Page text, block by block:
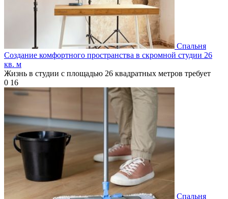
Спальня
Создание комфортного пространства в скромной студии 26
кв. м
Жизнь в студии с площадью 26 квадратных метров требует
0 16
Спальня